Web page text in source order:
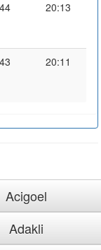
20:13
20:11
Acigoel
Adakli